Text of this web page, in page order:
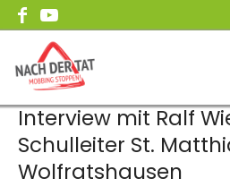
Interview mit Ralf
Schulleiter St.
Wolfratshausen